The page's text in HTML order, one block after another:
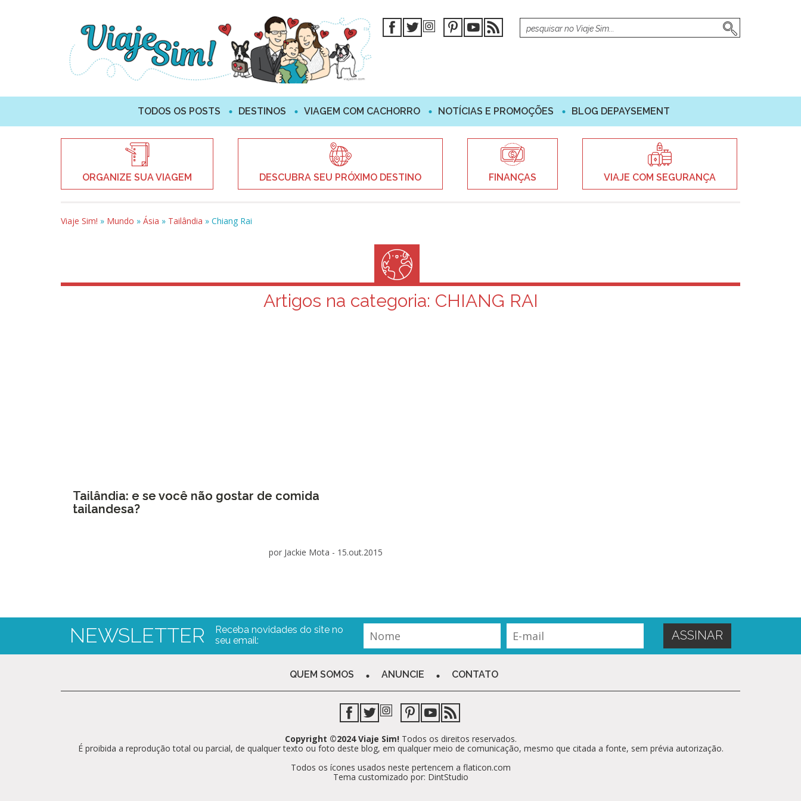
TODOS OS POSTS DESTINOS VIAGEM COM CACHORRO NOTÍCIAS E PROMOÇÕES BLOG DEPAYSEMENT
ORGANIZE SUA VIAGEM DESCUBRA SEU PRÓXIMO DESTINO FINANÇAS VIAJE COM SEGURANÇA
Viaje Sim! » Mundo » Ásia » Tailândia » Chiang Rai
Artigos na categoria: CHIANG RAI
Tailândia: e se você não gostar de comida
tailandesa?
por Jackie Mota - 15.out.2015
NEWSLETTER
Receba novidades do site no
seu email:
QUEM SOMOS ANUNCIE CONTATO
Copyright ©2024 Viaje Sim!Todos os direitos reservados.
É proibida a reprodução total ou parcial, de qualquer texto ou foto deste blog, em qualquer meio de comunicação, mesmo que citada a fonte, sem prévia autorização.
Todos os ícones usados neste pertencem a flaticon.com
Tema customizado por: DintStudio